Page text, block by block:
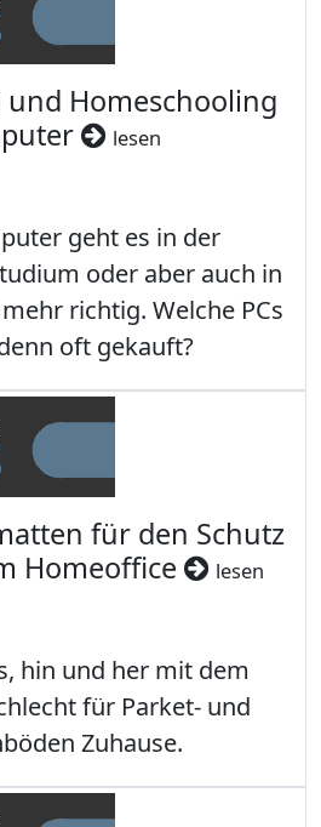
und Homeschooling
lesen
geht es in der
oder aber auch in
richtig. Welche PCs
oft gekauft?
für den Schutz
Homeoffice
lesen
hin und her mit dem
für Parket- und
Zuhause.